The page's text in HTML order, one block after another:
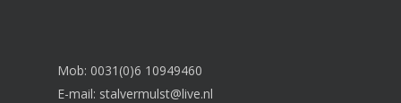
Mob: 0031(0)6 10949460
E-mail: stalvermulst@live.nl